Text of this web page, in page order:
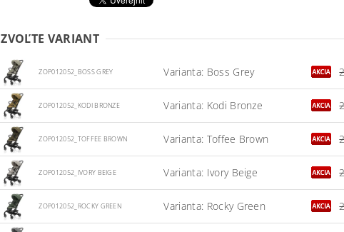
ZVOĽTE VARIANT
ZOP012052_BOSS GREY Varianta: Boss Grey
ZOP012052_KODI BRONZE Varianta: Kodi Bronze
ZOP012052_TOFFEE BROWN Varianta: Toffee Brown
ZOP012052_IVORY BEIGE Varianta: Ivory Beige
ZOP012052_ROCKY GREEN Varianta: Rocky Green